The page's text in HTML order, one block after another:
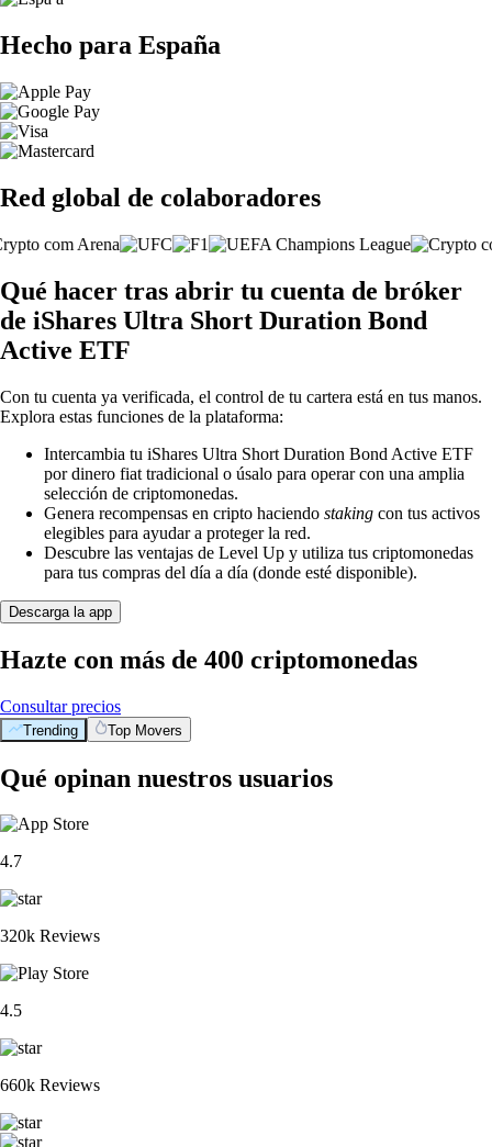
Hecho para España
Red global de colaboradores
Qué hacer tras abrir tu cuenta de bróker
de iShares Ultra Short Duration Bond
Active ETF
Con tu cuenta ya verificada, el control de tu cartera está en tus manos.
Explora estas funciones de la plataforma:
Intercambia tu iShares Ultra Short Duration Bond Active ETF
por dinero fiat tradicional o úsalo para operar con una amplia
selección de criptomonedas.
Genera recompensas en cripto haciendo staking con tus activos
elegibles para ayudar a proteger la red.
Descubre las ventajas de Level Up y utiliza tus criptomonedas
para tus compras del día a día (donde esté disponible).
Descarga la app
Hazte con más de 400 criptomonedas
Consultar precios
Trending Top Movers
Qué opinan nuestros usuarios
4.7
320k Reviews
4.5
660k Reviews